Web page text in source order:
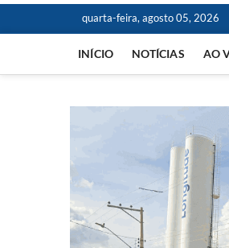
quarta-feira, agosto 05, 2026
INÍCIO NOTÍCIAS AO